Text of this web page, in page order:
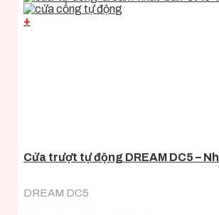
+
Cửa trượt tự động DREAM DC5 –
DREAM DC5